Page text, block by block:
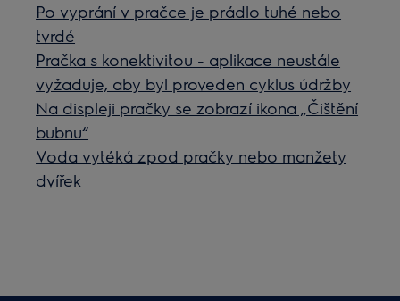
Po vyprání v pračce je prádlo tuhé nebo
tvrdé
Pračka s konektivitou - aplikace neustále
vyžaduje, aby byl proveden cyklus údržby
Na displeji pračky se zobrazí ikona „Čištění
bubnu“
Voda vytéká zpod pračky nebo manžety
dvířek